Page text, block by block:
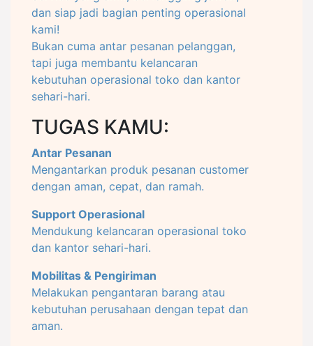
dan siap jadi bagian penting operasional
kami!
Bukan cuma antar pesanan pelanggan,
tapi juga membantu kelancaran
kebutuhan operasional toko dan kantor
sehari-hari.
TUGAS KAMU:
Antar Pesanan
Mengantarkan produk pesanan customer
dengan aman, cepat, dan ramah.
Support Operasional
Mendukung kelancaran operasional toko
dan kantor sehari-hari.
Mobilitas & Pengiriman
Melakukan pengantaran barang atau
kebutuhan perusahaan dengan tepat dan
aman.